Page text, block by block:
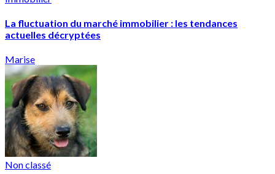
La fluctuation du marché immobilier : les tendances
actuelles décryptées
Marise
Non classé